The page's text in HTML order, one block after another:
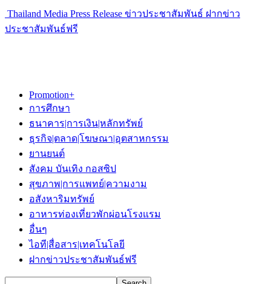
Thailand Media Press Release ข่าวประชาสัมพันธ์ ฝากข่าว
ประชาสัมพันธ์ฟรี
Promotion+
การศึกษา
ธนาคาร|การเงิน|หลักทรัพย์
ธุรกิจ|ตลาด|โฆษณา|อุตสาหกรรม
ยานยนต์
สังคม บันเทิง กอสซิป
สุขภาพ|การแพทย์|ความงาม
อสังหาริมทรัพย์
อาหารท่องเที่ยวพักผ่อนโรงแรม
อื่นๆ
ไอที|สื่อสาร|เทคโนโลยี
ฝากข่าวประชาสัมพันธ์ฟรี